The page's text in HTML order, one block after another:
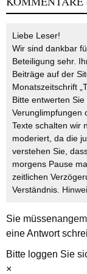
Liebe Leser!
Wir sind dankbar
Beteiligung sehr.
Beiträge auf der
Monatszeitschrift
Bitte entwerten
Verunglimpfungen
Texte schalten wir
moderiert, da die
verstehen Sie,
morgens Pause
zeitlichen
Verständnis.
Sie müssen
eine Antwort
Bitte loggen Sie
×